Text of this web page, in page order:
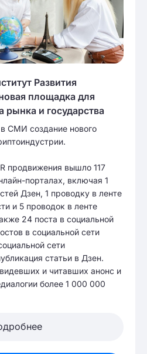
Развития
площадка для
рынка и государства
СМИ создание нового
продвижения вышло 117
порталах, включая 1
Дзен, 1 проводку в ленте
и 5 проводок в ленте
24 поста в социальной
в социальной сети
сети
статьи в Дзен.
и читавших анонс и
более 1 000 000